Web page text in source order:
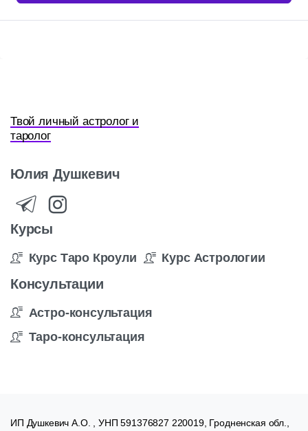
Твой личный астролог и
таролог
Юлия Душкевич
Курсы
Курс Таро Кроули Курс Астрологии
Консультации
Астро-консультация
Таро-консультация
ИП Душкевич А.О. , УНП 591376827 220019, Гродненская обл.,